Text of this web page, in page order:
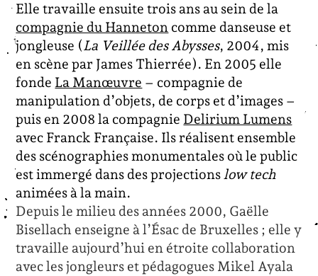
Elle travaille ensuite trois ans au sein de la
compagnie du Hanneton comme danseuse et
jongleuse (La Veillée des Abysses, 2004, mis
en scène par James Thierrée). En 2005 elle
fonde La Manœuvre – compagnie de
manipulation d’objets, de corps et d’images –
puis en 2008 la compagnie Delirium Lumens
avec Franck Française. Ils réalisent ensemble
des scénographies monumentales où le public
est immergé dans des projectionslow tech
animées à la main.
Depuis le milieu des années 2000, Gaëlle
Bisellach enseigne à l’Ésac de Bruxelles ; elle y
travaille aujourd’hui en étroite collaboration
avec les jongleurs et pédagogues Mikel Ayala